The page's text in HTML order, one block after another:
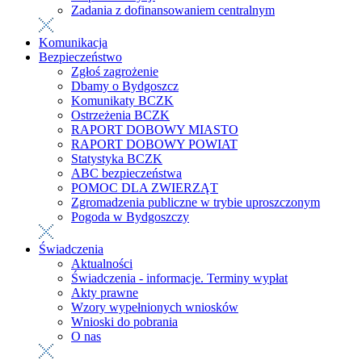
Zadania z dofinansowaniem centralnym
Komunikacja
Bezpieczeństwo
Zgłoś zagrożenie
Dbamy o Bydgoszcz
Komunikaty BCZK
Ostrzeżenia BCZK
RAPORT DOBOWY MIASTO
RAPORT DOBOWY POWIAT
Statystyka BCZK
ABC bezpieczeństwa
POMOC DLA ZWIERZĄT
Zgromadzenia publiczne w trybie uproszczonym
Pogoda w Bydgoszczy
Świadczenia
Aktualności
Świadczenia - informacje. Terminy wypłat
Akty prawne
Wzory wypełnionych wniosków
Wnioski do pobrania
O nas